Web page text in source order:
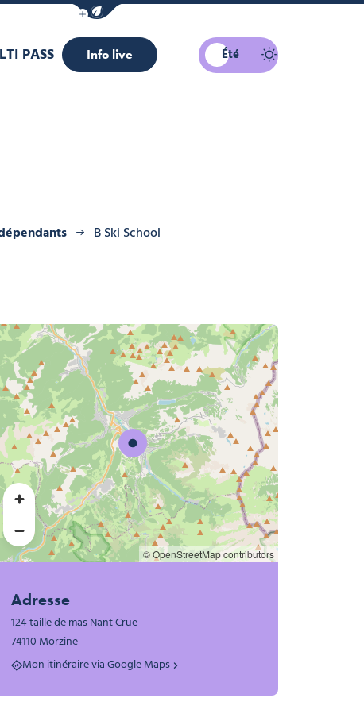
Afficher la barre de navigation du mode éco
PASS Info live Été
B Ski School
© OpenStreetMap contributors
Adresse
124 taille de mas Nant Crue
74110 Morzine
Mon itinéraire via Google Maps